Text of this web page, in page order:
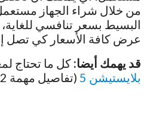
من خلال شراء الجهاز
البسيط بسعر تنافسي
عرض كافة الأسعار كي تصل
قد يهمك أيضا: كل ما تحتاج
بلايستيشن 5
(تفاصيل مهمة 2022)